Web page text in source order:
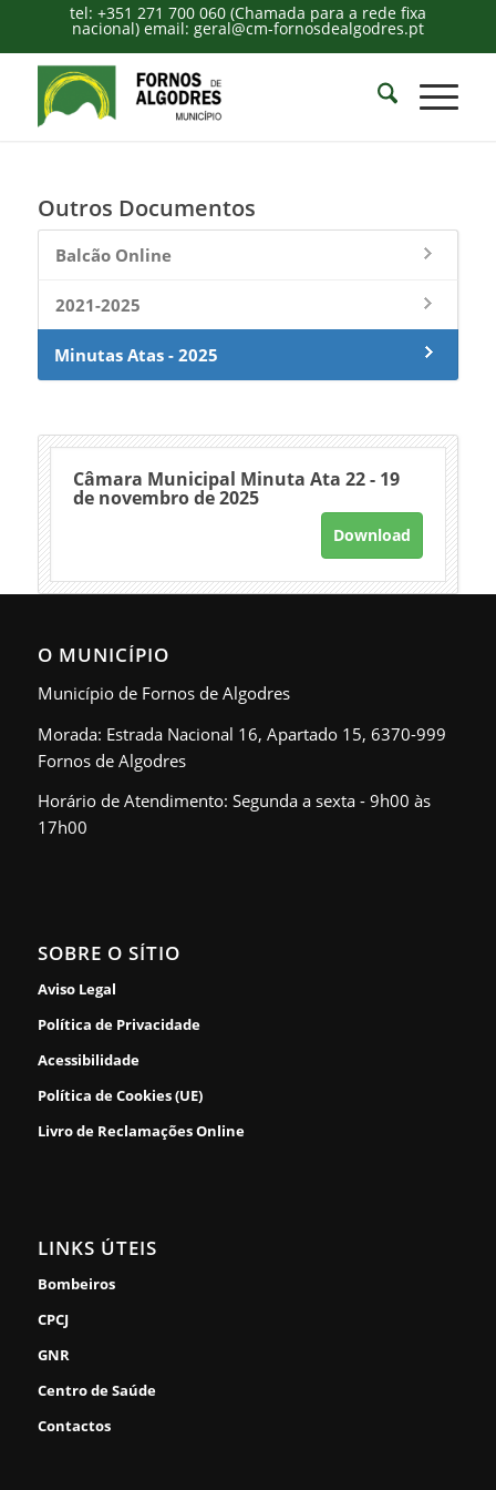
tel: +351 271 700 060 (Chamada para a rede fixa
nacional) email: geral@cm-fornosdealgodres.pt
Outros Documentos
Balcão Online
2021-2025
Minutas Atas - 2025
Câmara Municipal Minuta Ata 22 - 19
de novembro de 2025
Download
O MUNICÍPIO
Município de Fornos de Algodres
Morada: Estrada Nacional 16, Apartado 15, 6370-999
Fornos de Algodres
Horário de Atendimento: Segunda a sexta - 9h00 às
17h00
SOBRE O SÍTIO
Aviso Legal
Política de Privacidade
Acessibilidade
Política de Cookies (UE)
Livro de Reclamações Online
LINKS ÚTEIS
Bombeiros
CPCJ
GNR
Centro de Saúde
Contactos